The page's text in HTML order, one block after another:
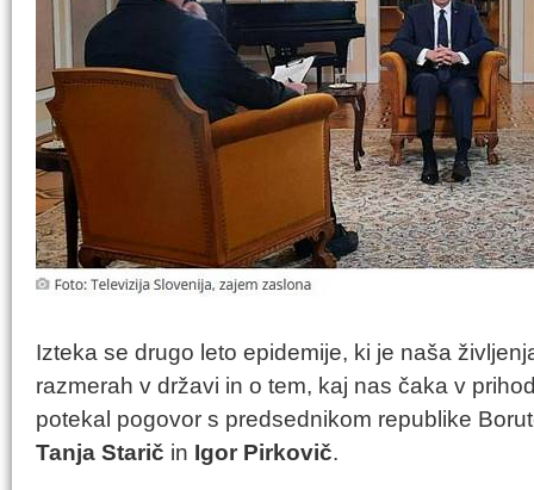
Izteka se drugo leto epidemije, ki je naša
razmerah v državi in o tem, kaj nas čaka v
potekal pogovor s predsednikom republike
Tanja Starič in Igor Pirkovič.